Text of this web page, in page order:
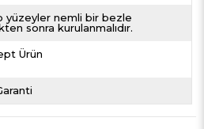
yüzeyler nemli bir bezle
sonra kurulanmalıdır.
Ürün